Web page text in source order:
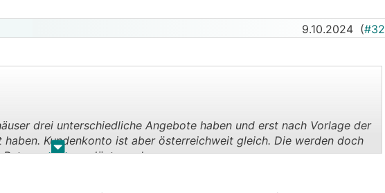
9.10.2024 (#32
. .
drei unterschiedliche Angebote haben und erst nach Vorlage der
Kundenkonto ist aber österreichweit gleich. Die werden doch
ausgelöst wurde.